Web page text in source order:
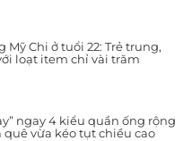
Mỹ Chi ở tuổi 22: Trẻ trung,
loạt item chỉ vài trăm
ngay 4 kiểu quần ống rộng
quê vừa kéo tụt chiều cao